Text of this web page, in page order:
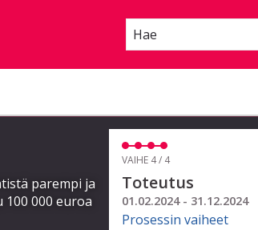
Hae
parempi ja
000 euroa
VAIHE 4 / 4
Toteutus
01.02.2024 - 31.12.2024
Prosessin vaiheet